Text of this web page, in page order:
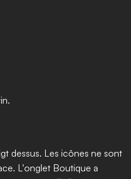
dessus. Les icônes ne sont
L'onglet Boutique a